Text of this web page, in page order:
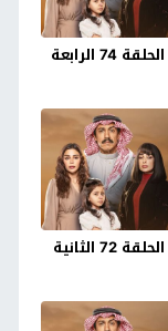
مسلسل امي الحلقة 74 الرابعة
مسلسل امي الحلقة 72 الثانية